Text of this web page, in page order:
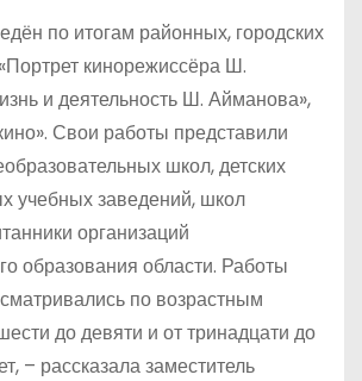
по итогам районных, городских
кинорежиссёра Ш.
и деятельность Ш. Айманова»,
Свои работы представили
школ, детских
учебных заведений, школ
организаций
образования области. Работы
по возрастным
до девяти и от тринадцати до
– рассказала заместитель